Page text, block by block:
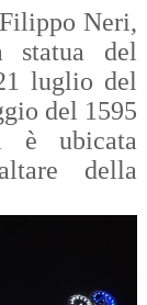
Neri,
statua del
luglio del
del 1595
è ubicata
della